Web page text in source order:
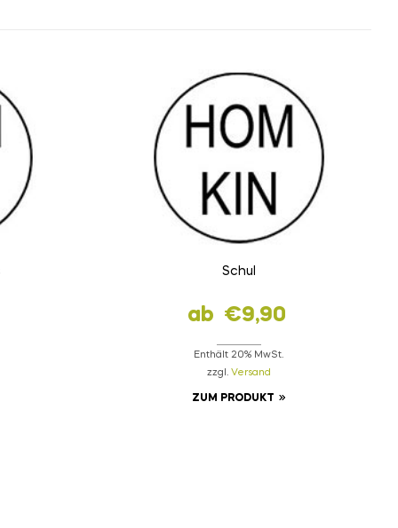
Schul
ab €9,90
Enthält 20% MwSt.
zzgl. Versand
ZUM PRODUKT